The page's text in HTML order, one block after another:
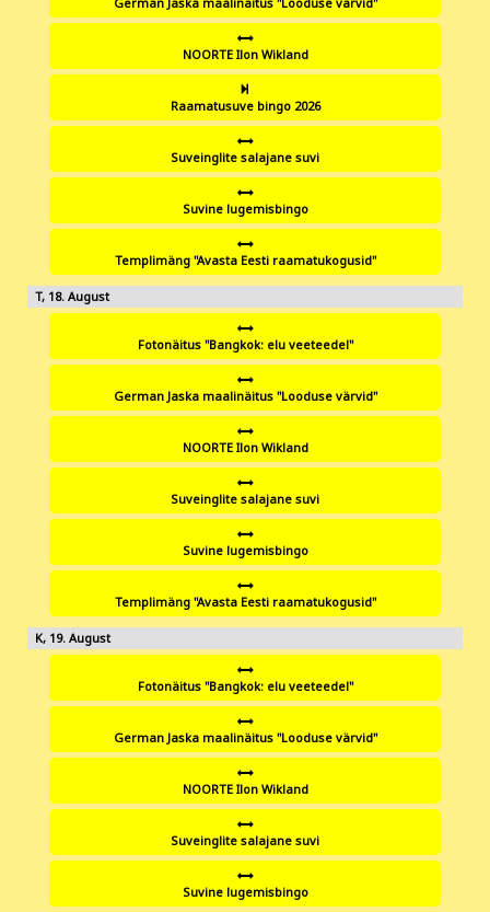
NOORTE Ilon Wikland
Raamatusuve bingo 2026
Suveinglite salajane suvi
Suvine lugemisbingo
Templimäng "Avasta Eesti raamatukogusid"
18
Fotonäitus "Bangkok: elu veeteedel"
German Jaska maalinäitus "Looduse värvid"
NOORTE Ilon Wikland
Suveinglite salajane suvi
Suvine lugemisbingo
Templimäng "Avasta Eesti raamatukogusid"
19
Fotonäitus "Bangkok: elu veeteedel"
German Jaska maalinäitus "Looduse värvid"
NOORTE Ilon Wikland
Suveinglite salajane suvi
Suvine lugemisbingo